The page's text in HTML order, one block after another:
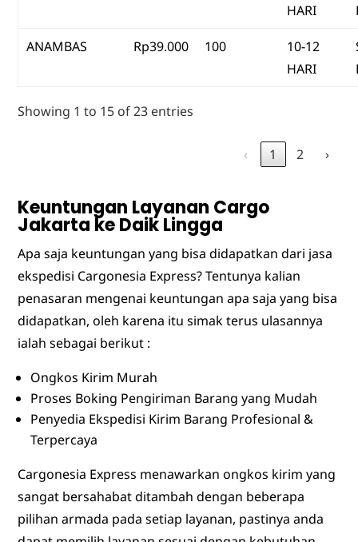
HARI
ANAMBAS Rp39.000 100
10-12
HARI
Showing 1 to 15 of 23 entries
‹ 1 2 ›
Keuntungan Layanan Cargo
Jakarta ke Daik Lingga
Apa saja keuntungan yang bisa didapatkan dari jasa
ekspedisi Cargonesia Express? Tentunya kalian
penasaran mengenai keuntungan apa saja yang bisa
didapatkan, oleh karena itu simak terus ulasannya
ialah sebagai berikut :
Ongkos Kirim Murah
Proses Boking Pengiriman Barang yang Mudah
Penyedia Ekspedisi Kirim Barang Profesional &
Terpercaya
Cargonesia Express menawarkan ongkos kirim yang
sangat bersahabat ditambah dengan beberapa
pilihan armada pada setiap layanan, pastinya anda